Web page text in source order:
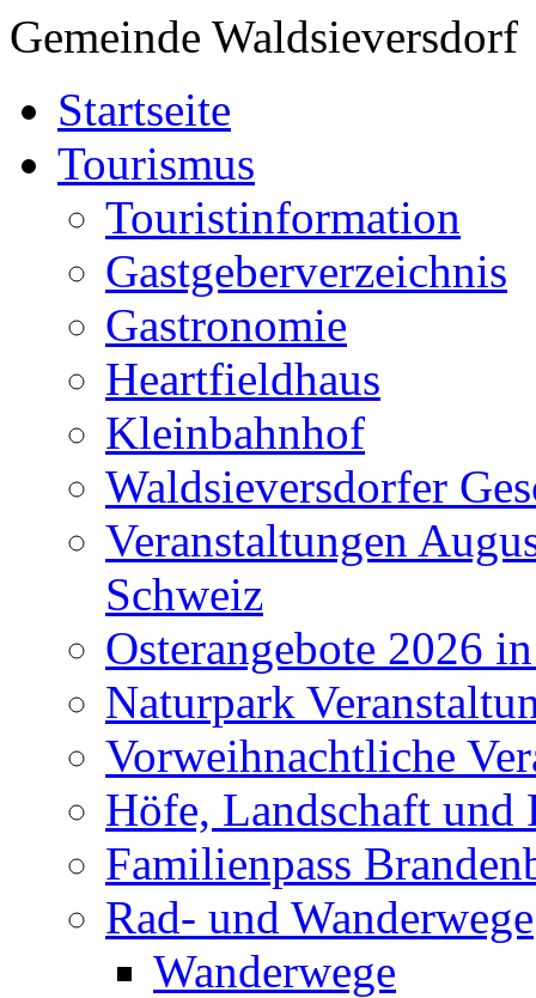
Gemeinde Waldsieversdorf
Startseite
Tourismus
Touristinformation
Gastgeberverzeichnis
Gastronomie
Heartfieldhaus
Kleinbahnhof
Waldsieversdorfer
Veranstaltungen
Schweiz
Osterangebote 2026
Naturpark
Vorweihnachtliche
Höfe, Landschaft und
Familienpass
Rad- und Wanderwege
Wanderwege